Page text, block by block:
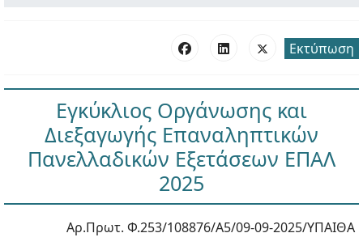
Εκτύπωση
Εγκύκλιος Οργάνωσης και
Διεξαγωγής Επαναληπτικών
Πανελλαδικών Εξετάσεων ΕΠΑΛ
2025
Αρ.Πρωτ. Φ.253/108876/Α5/09-09-2025/ΥΠΑΙΘΑ